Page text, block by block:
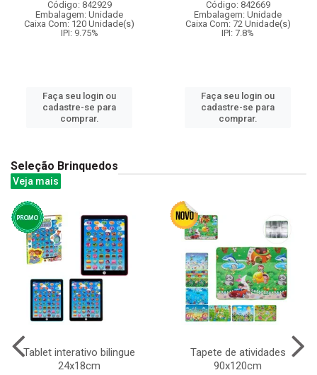
Código: 842929
Embalagem: Unidade
Caixa Com: 120 Unidade(s)
IPI: 9.75%
Faça seu login ou
cadastre-se para
comprar.
Código: 842669
Embalagem: Unidade
Caixa Com: 72 Unidade(s)
IPI: 7.8%
Faça seu login ou
cadastre-se para
comprar.
Seleção Brinquedos
Veja mais
Tablet interativo bilingue
24x18cm
Tapete de atividades
90x120cm